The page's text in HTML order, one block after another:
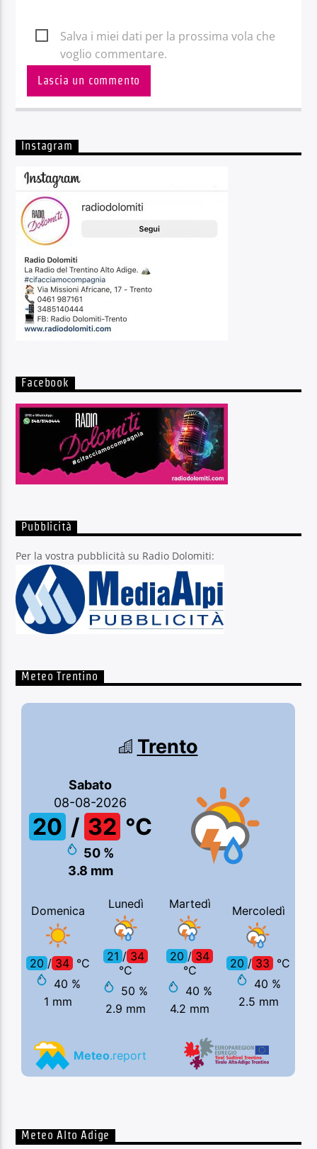
Salva i miei dati per la prossima vola che
voglio commentare.
Instagram
Facebook
Pubblicità
Per la vostra pubblicità su Radio Dolomiti:
Meteo Trentino
Meteo Alto Adige